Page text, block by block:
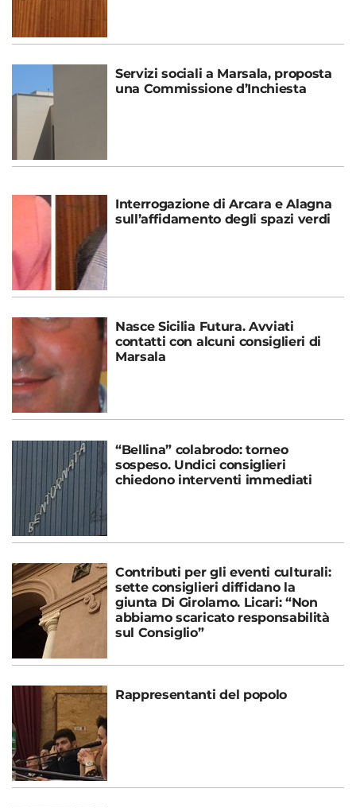
Servizi sociali a Marsala, proposta
una Commissione d’Inchiesta
Interrogazione di Arcara e Alagna
sull’affidamento degli spazi verdi
Nasce Sicilia Futura. Avviati
contatti con alcuni consiglieri di
Marsala
“Bellina” colabrodo: torneo
sospeso. Undici consiglieri
chiedono interventi immediati
Contributi per gli eventi culturali:
sette consiglieri diffidano la
giunta Di Girolamo. Licari: “Non
abbiamo scaricato responsabilità
sul Consiglio”
Rappresentanti del popolo